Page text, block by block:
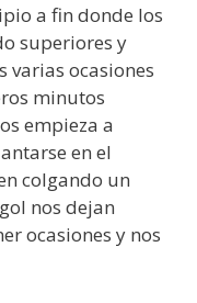
a fin donde los
superiores y
varias ocasiones
minutos
empieza a
en el
colgando un
nos dejan
ocasiones y nos